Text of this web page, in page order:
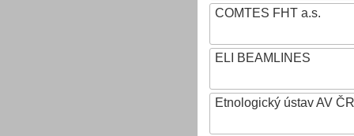
COMTES FHT a.s.
ELI BEAMLINES
Etnologický ústav AV